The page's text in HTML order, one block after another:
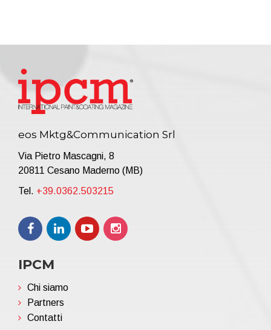
eos Mktg&Communication Srl
Via Pietro Mascagni, 8
20811 Cesano Maderno (MB)
Tel. +39.0362.503215
IPCM
Chi siamo
Partners
Contatti